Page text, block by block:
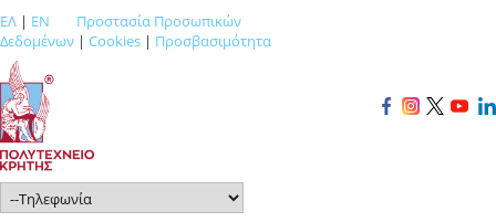
ΕΛ | EN
Προστασία Προσωπικών
Δεδομένων | Cookies | Προσβασιμότητα